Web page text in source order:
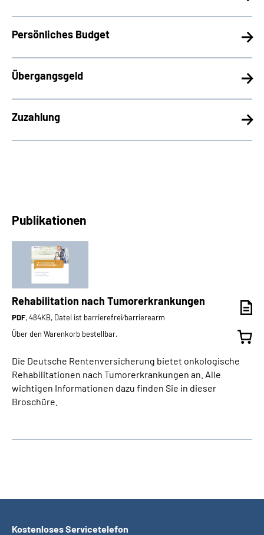
Persönliches Budget
Übergangsgeld
Zuzahlung
Publikationen
Rehabilitation nach Tumorerkrankungen
PDF, 484KB, Datei ist barrierefrei⁄barrierearm
Über den Warenkorb bestellbar.
Die Deutsche Rentenversicherung bietet onkologische
Rehabilitationen nach Tumorerkrankungen an. Alle
wichtigen Informationen dazu finden Sie in dieser
Broschüre.
Kostenloses Servicetelefon